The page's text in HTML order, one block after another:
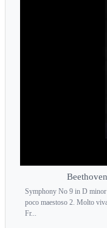
Symphony No 9 in D
poco maestoso 2. Molto
Fr...